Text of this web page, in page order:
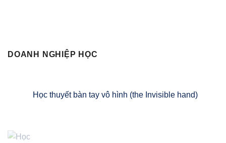
DOANH NGHIỆP HỌC
Học thuyết bàn tay vô hình (the Invisible hand)